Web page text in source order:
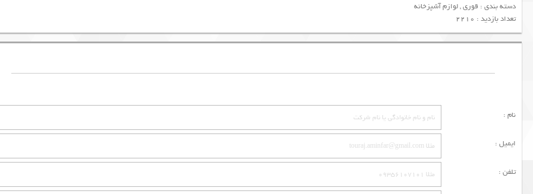
دسته بندی : قوری,لوازم آشپزخانه
تعداد بازدید : 2210
نام :
ایمیل :
تلفن :